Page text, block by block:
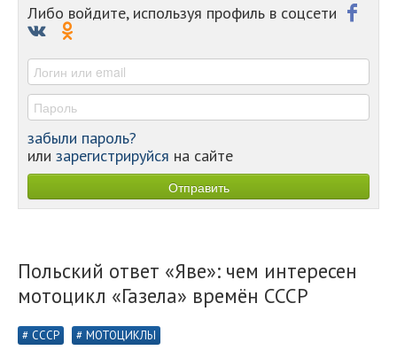
-
Либо войдите, используя профиль в соцсети
забыли пароль?
или зарегистрируйся на сайте
Польский ответ «Яве»: чем интересен
мотоцикл «Газела» времён СССР
СССР МОТОЦИКЛЫ